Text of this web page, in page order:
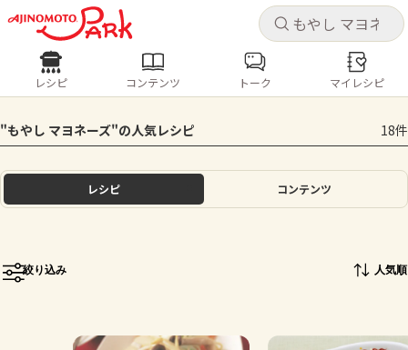
キャ
ログインするとレシピを保存できます
ログイン
ホーム
キャ
レシピ コンテンツ
人気の食材・レシピ
きゅうり なす トマト とうもろこし
ピーマン
レシピ コンテンツ トーク マイレシピ
"もやし マヨネーズ"の人気レシピ 18件
レシピ コンテンツ
絞り込み 人気順